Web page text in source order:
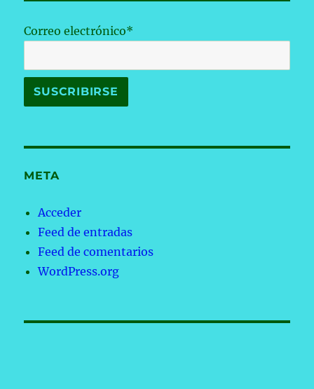
Correo electrónico*
META
Acceder
Feed de entradas
Feed de comentarios
WordPress.org